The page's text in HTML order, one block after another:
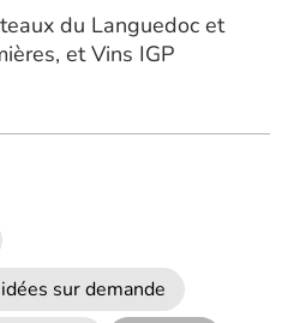
du Languedoc et
et Vins IGP
sur demande